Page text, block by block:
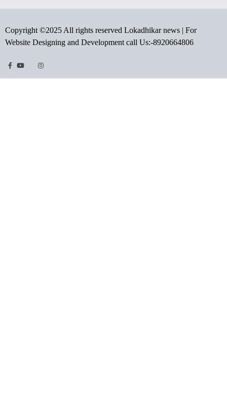
Copyright ©2025 All rights reserved Lokadhikar news | For
Website Designing and Development call Us:-8920664806
Facebook
Youtube
TwitterInstragram